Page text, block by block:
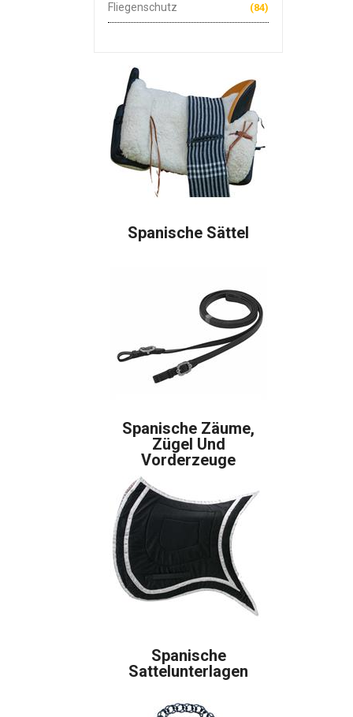
(84)
Fliegenschutz
Spanische Sättel
Spanische Zäume,
Zügel Und
Vorderzeuge
Spanische
Sattelunterlagen